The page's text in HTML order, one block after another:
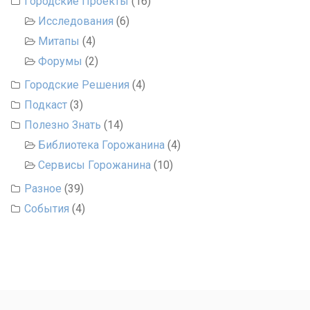
Исследования (6)
Митапы (4)
Форумы (2)
Городские Решения (4)
Подкаст (3)
Полезно Знать (14)
Библиотека Горожанина (4)
Сервисы Горожанина (10)
Разное (39)
События (4)